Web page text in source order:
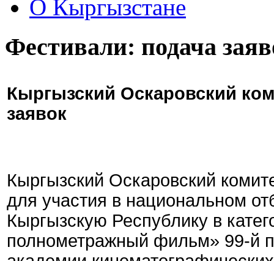
О Кыргызстане
Фестивали: подача
Кыргызский Оскаровский
заявок
Кыргызский Оскаровский
для участия в национальном
Кыргызскую Республику в
полнометражный фильм» 99-й